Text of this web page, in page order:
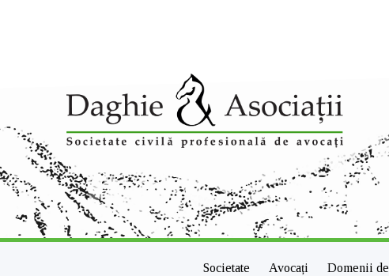
Societate Avocați Domenii